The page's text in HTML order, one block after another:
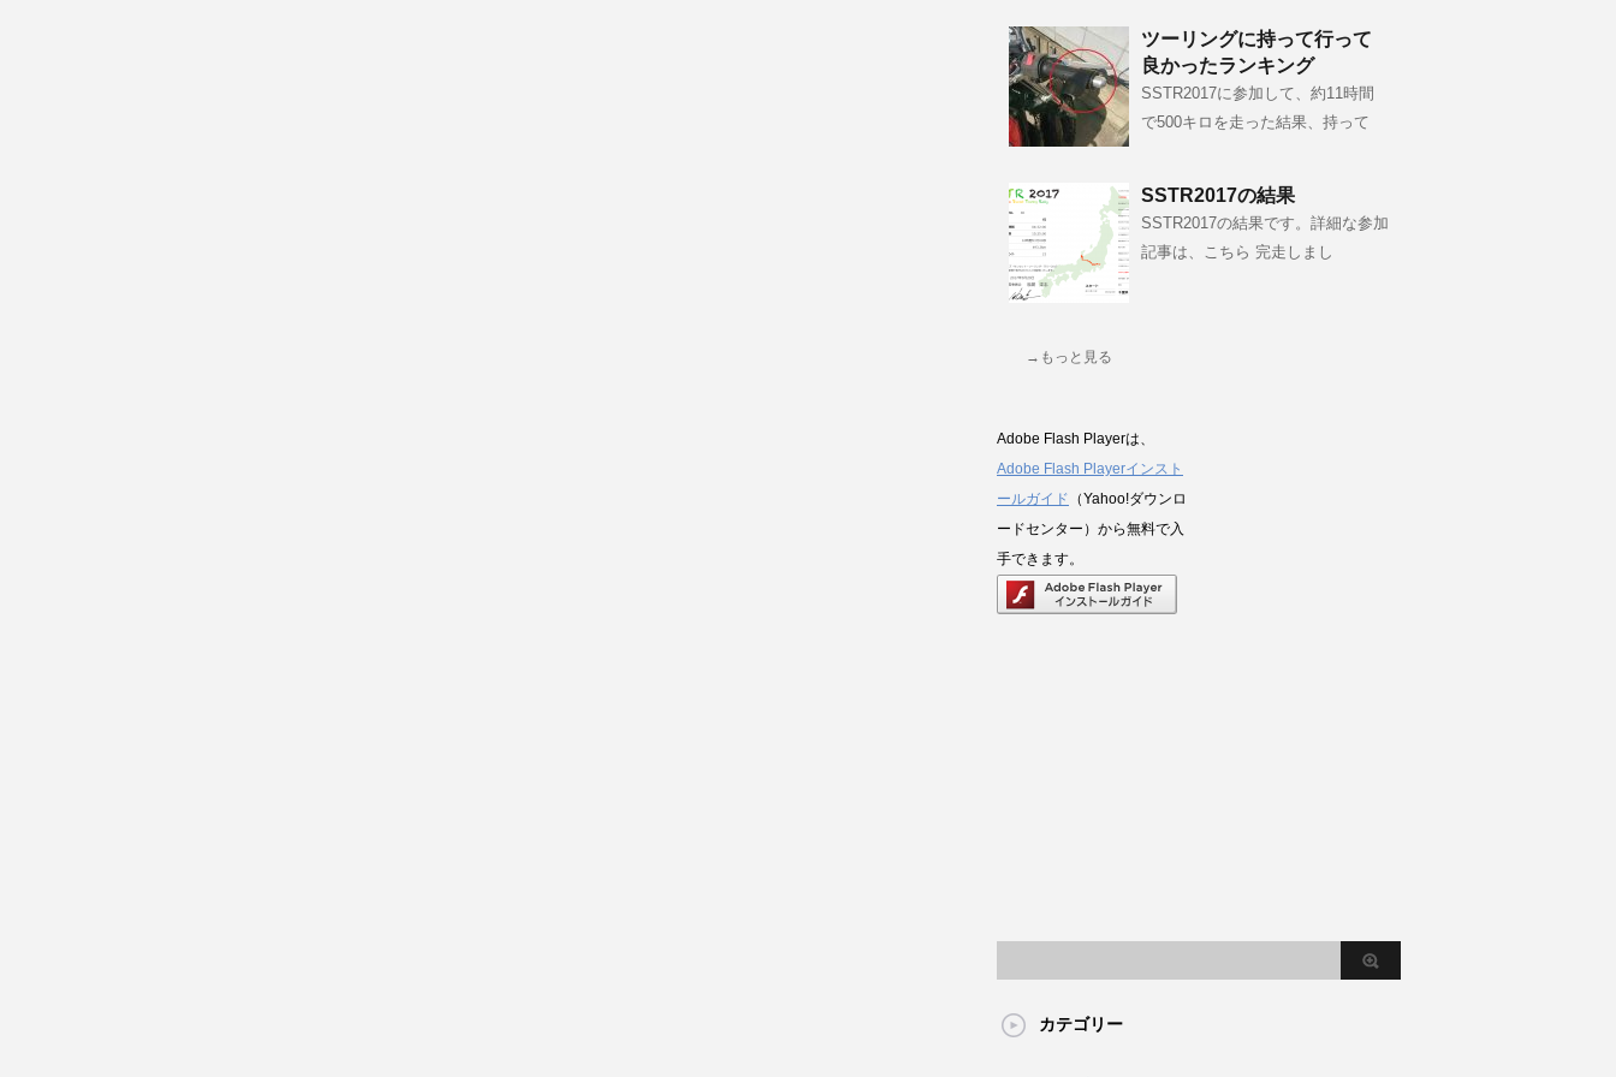
ツーリングに持って行って
良かったランキング
SSTR2017に参加して、約11時間
で500キロを走った結果、持って
SSTR2017の結果
SSTR2017の結果です。詳細な参加
記事は、こちら 完走しまし
→もっと見る
Adobe Flash Playerは、
Adobe Flash Playerインスト
ールガイド （Yahoo!ダウンロ
ードセンター）から無料で入
手できます。
カテゴリー